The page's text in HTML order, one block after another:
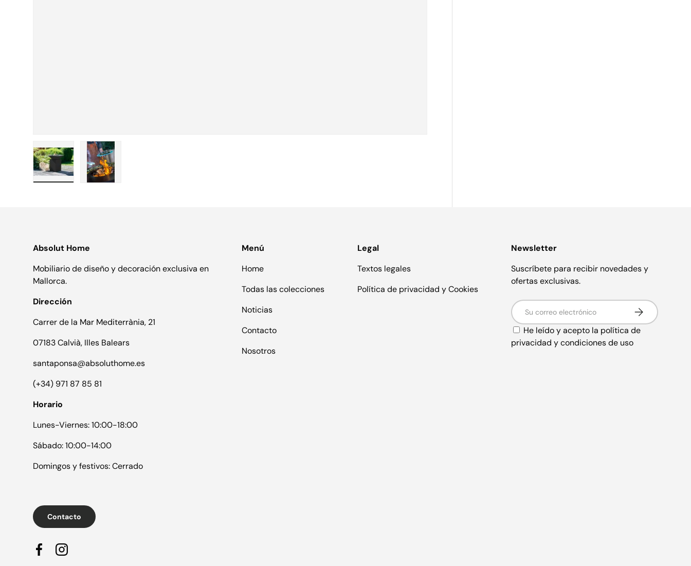
Absolut Home
Mobiliario de diseño y decoración exclusiva en
Mallorca.
Dirección
Carrer de la Mar Mediterrània, 21
07183 Calvià, Illes Balears
santaponsa@absoluthome.es
(+34) 971 87 85 81
Horario
Lunes-Viernes: 10:00-18:00
Sábado: 10:00-14:00
Domingos y festivos: Cerrado
Contacto
FacebookInstagram
Menú
Home
Todas las colecciones
Noticias
Contacto
Nosotros
Legal
Textos legales
Política de privacidad y Cookies
Newsletter
Suscríbete para recibir novedades y
ofertas exclusivas.
Correo electrónico Suscribirse
He leído y acepto la política de
privacidad ycondiciones de uso